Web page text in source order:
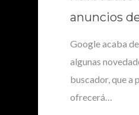
anuncios
Google acaba
algunas
buscador, que a
ofrecerá…